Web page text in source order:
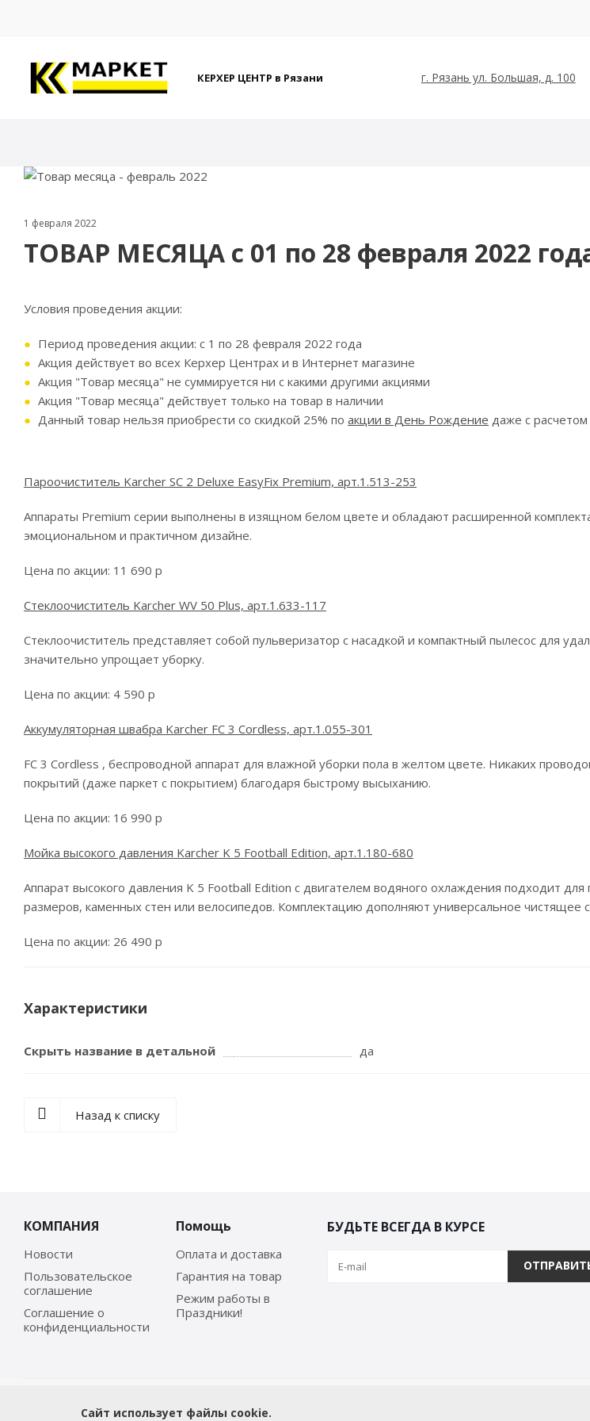
КЕРХЕР ЦЕНТР в Рязани г. Рязань ул. Большая, д. 100
1 февраля 2022
ТОВАР МЕСЯЦА с 01 по 28 февраля 2022
Условия проведения акции:
Период проведения акции: c 1 по 28 февраля 2022 года
Акция действует во всех Керхер Центрах и в Интернет магазине
Акция "Товар месяца" не суммируется ни с какими другими акциями
Акция "Товар месяца" действует только на товар в наличии
Данный товар нельзя приобрести со скидкой 25% по акции в День Рождение даже с
Пароочиститель Karcher SC 2 Deluxe EasyFix Premium, арт.1.513-253
Аппараты Premium серии выполнены в изящном белом цвете и обладают расширенной
эмоциональном и практичном дизайне.
Цена по акции: 11 690 р
Стеклоочиститель Karcher WV 50 Plus, арт.1.633-117
Стеклоочиститель представляет собой пульверизатор с насадкой и компактный пылесос для
значительно упрощает уборку.
Цена по акции: 4 590 р
Аккумуляторная швабра Karcher FC 3 Cordless, арт.1.055-301
FC 3 Cordless , беспроводной аппарат для влажной уборки пола в желтом цвете. Никаких
покрытий (даже паркет с покрытием) благодаря быстрому высыханию.
Цена по акции: 16 990 р
Мойка высокого давления Karcher K 5 Football Edition, арт.1.180-680
Аппарат высокого давления K 5 Football Edition с двигателем водяного охлаждения подходит
размеров, каменных стен или велосипедов. Комплектацию дополняют универсальное чистящее
Цена по акции: 26 490 р
Характеристики
Скрыть название в детальной да
Назад к списку
КОМПАНИЯ
Новости
Пользовательское
соглашение
Соглашение о
конфиденциальности
Помощь
Оплата и доставка
Гарантия на товар
Режим работы в
Праздники!
БУДЬТЕ ВСЕГДА В КУРСЕ
2026 © kc-market.ru - продажа бытовой и профессиональной техники Керхер, г.Рязань
Сайт использует файлы cookie.